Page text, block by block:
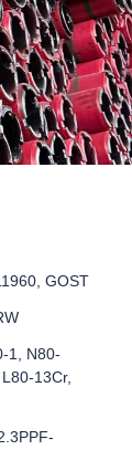
GOST
1, N80-
13Cr,